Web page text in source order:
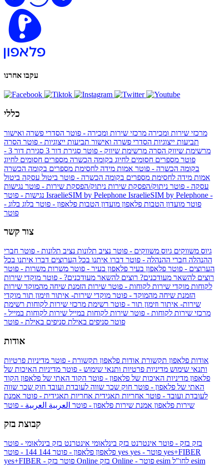
עקבו אחרנו
כללי
מרכזי שירות ומכירה מרכזי שירות ומכירה - פוטר הסדרי פשרה ואישור
תביעות ייצוגיות הסדרי פשרה ואישור תביעות ייצוגיות - פוטר הסרה
מרשימת שיווק הסרה מרשימת שיווק - פוטר סגירת דור 3
סגירת דור 3 -
פוטר מספרים חסומים לחיוג בקומה הכשרה מספרים חסומים לחיוג
בקומה הכשרה - פוטר אמות מידה לחסימת מספרים בקומה הכשרה
אמות מידה לחסימת מספרים בקומה הכשרה - פוטר ביטול עסקה ביטול
עסקה - פוטר ניתוק/הפסקת שירות ניתוק/הפסקת שירות - פוטר נגישות
IsraelieSIM by Pelephone IsraelieSIM by Pelephone -
פוטר מועדון הטבות פלאפון מועדון הטבות פלאפון - פוטר בלוג בלוג -
פוטר
צור קשר
גיוס משווקים גיוס משווקים - פוטר נציב תלונות נציב תלונות - פוטר חברי
ההנהלה חברי ההנהלה - פוטר דברו איתנו בכל הערוצים דברו איתנו בכל
הערוצים - פוטר פלאפון בעיר פלאפון בעיר - פוטר משרות משרות - פוטר
רוצים להשאר מעודכנים? רוצים להשאר מעודכנים? - פוטר מוקדי שירות
לקוחות מוקדי שירות לקוחות - פוטר שירות הזמנת שיחה מהמוקד שירות
הזמנת שיחה מהמוקד - פוטר מוקדי שירות- איתור וזימון תור מוקדי
שירות- איתור וזימון תור - פוטר רשימת מרכזי שירות לקוחות רשימת
מרכזי שירות לקוחות - פוטר שירות לקוחות במייל שירות לקוחות במייל -
פוטר סניפים באילת סניפים באילת - פוטר
אודות
אודות פלאפון תקשורת אודות פלאפון תקשורת - פוטר מדיניות פרטיות
ותנאי שימוש מדיניות פרטיות ותנאי שימוש - פוטר מדיניות האיכות של
פלאפון מדיניות האיכות של פלאפון - פוטר הקוד האתי של פלאפון הקוד
האתי של פלאפון - פוטר חוק שכר שווה לעובדת ועובד חוק שכר שווה
לעובדת ועובד - פוטר אחריות תאגידית אחריות תאגידית - פוטר אמנת
שירות פלאפון אמנת שירות פלאפון - פוטר العربية العربية - פוטר
קבוצת בזק
בזק בזק - פוטר אינטרנט בזק בינלאומי אינטרנט בזק בינלאומי - פוטר
פלאפון פלאפון - פוטר 144 yes
yes+FIBER
yes+FIBER - פוטר בזק Online esim